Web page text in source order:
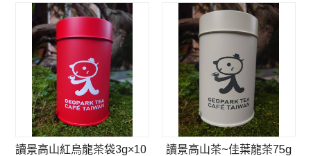
讀景高山紅烏龍茶袋3g×10
讀景高山茶~佳葉龍茶75g